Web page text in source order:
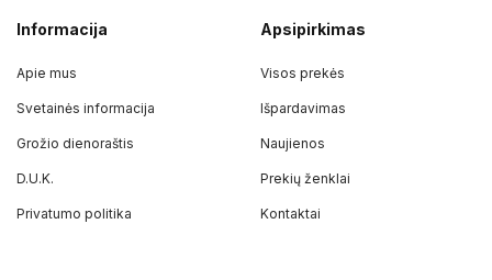
Informacija
Apie mus
Svetainės informacija
Grožio dienoraštis
D.U.K.
Privatumo politika
Apsipirkimas
Visos prekės
Išpardavimas
Naujienos
Prekių ženklai
Kontaktai